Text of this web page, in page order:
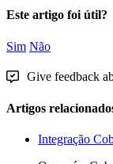
Este artigo foi útil?
Sim Não
Give feedback
Artigos
Integração